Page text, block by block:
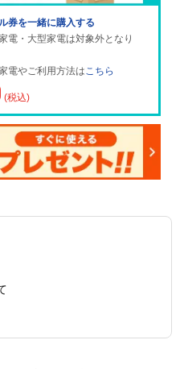
券を一緒に購入する
電・大型家電は対象外となり
電やご利用方法はこちら
(税込)